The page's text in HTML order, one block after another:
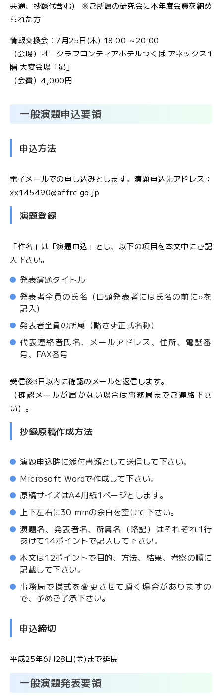
メ
ー
ル
マ
ガ
ジ
ン
共通、抄録代含む） ※ご所属の研究会に本年度会費を納め
られた方
情報交換会：7月25日(木) 18:00 ～20:00
（会場）オークラフロンティアホテルつくば アネックス1
階 大宴会場「昴」
（会費）4,000円
一般演題申込要領
申込方法
電子メールでの申し込みとします。演題申込先アドレス：
xx145490@affrc.go.jp
演題登録
「件名」は「演題申込」とし、以下の項目を本文中にご記
入下さい。
発表演題タイトル
発表者全員の氏名（口頭発表者には氏名の前に○を
記入）
発表者全員の所属（略さず正式名称）
代表連絡者氏名、メールアドレス、住所、電話番
号、FAX番号
受信後3日以内に確認のメールを返信します。
（確認メールが届かない場合は事務局までご連絡下さ
い）。
抄録原稿作成方法
演題申込時に添付書類として送信して下さい。
Microsoft Wordで作成して下さい。
原稿サイズはA4用紙1ページとします。
上下左右に30 mmの余白を空けて下さい。
演題名、発表者名、所属名（略記）はそれぞれ1行
あけて14ポイントで記入して下さい。
本文は12ポイントで目的、方法、結果、考察の順に
記載して下さい。
事務局で様式を変更させて頂く場合がありますの
で、予めご了承下さい。
申込締切
平成25年6月28日(金)まで延長
一般演題発表要領